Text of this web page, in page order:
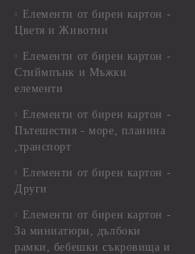
Елементи от бирен картон -
Цветя и Животни
Елементи от бирен картон -
Стиймпънк и Мъжки
елементи
Елементи от бирен картон -
Пътешестия - море, планина
,транспорт
Елементи от бирен картон -
Други
Елементи от бирен картон -
За миниатюри, дълбоки
рамки, бебешки съкровища и